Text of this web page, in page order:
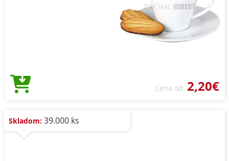
Cena od 2,20€
Skladom: 39.000 ks